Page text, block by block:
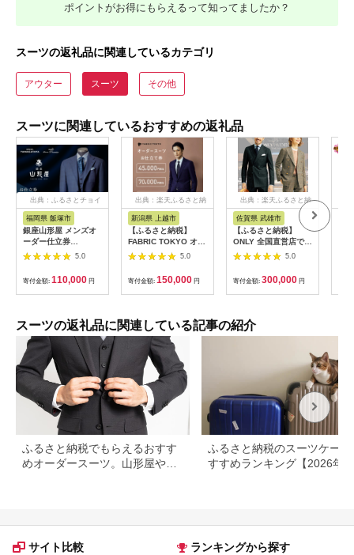
ポイントがお得にもらえるって知ってましたか？
スーツの返礼品に関連しているカテゴリ
アウター スーツ その他
スーツに関連しているおすすめの返礼品
出典：ふるさとチョイ
福岡県 飯塚市
銀座山形屋 メンズオ
ーダー仕立券
（30,000円分）【J1-
5.0
寄付金額: 110,000 円
出典：楽天ふるさと納
新潟県 上越市
【ふるさと納税】
FABRIC TOKYO オー
ダースーツ セットア
ップ お仕立て券 ファ
ブリック東京 ファブ
リックトーキョー オ
ーダーメイド ギフ
確認後、10日以内に
発送いたします。(土/
日/祝祭日/年末年始な
ど除く)
5.0
寄付金額: 150,000 円
出典：楽天ふるさと納
佐賀県 武雄市
【ふるさと納税】
ONLY 全国直営店で使
える オンリー オーダ
ースーツ 仕立て 補助
券（90,000円相当/有
効期限6ヶ月）テーラ
ーメイドオーダー
ーダースーツ メンズ
レディース チケット
5.0
寄付金額: 300,000 円
スーツの返礼品に関連している記事の紹介
ふるさと納税でもらえるおすす
めオーダースーツ。山形屋や英
ふるさと納税のスーツケース
すすめランキング【2026年最
サイト比較 ランキングから探す